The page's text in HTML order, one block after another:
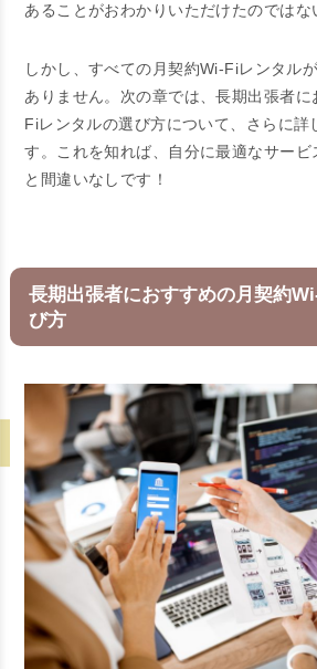
あることがおわかりいただけたのではな
しかし、すべての月契約Wi-Fiレンタル
ありません。次の章では、長期出張者
Fiレンタルの選び方について、さらに詳
す。これを知れば、自分に最適なサービ
と間違いなしです！
長期出張者におすすめの月契約
び方